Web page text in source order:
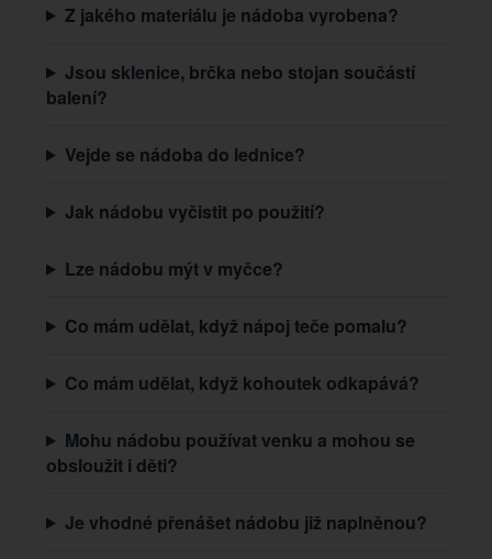
Z jakého materiálu je nádoba vyrobena?
Jsou sklenice, brčka nebo stojan součástí
balení?
Vejde se nádoba do lednice?
Jak nádobu vyčistit po použití?
Lze nádobu mýt v myčce?
Co mám udělat, když nápoj teče pomalu?
Co mám udělat, když kohoutek odkapává?
Mohu nádobu používat venku a mohou se
obsloužit i děti?
Je vhodné přenášet nádobu již naplněnou?